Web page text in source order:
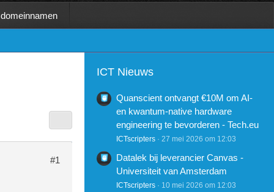
#1
ICT Nieuws
Quanscient ontvangt €10M om AI-
en kwantum-native hardware
engineering te bevorderen - Tech.eu
ICTscripters 27 mei 2026 om 12:03
Datalek bij leverancier Canvas -
Universiteit van Amsterdam
ICTscripters 10 mei 2026 om 12:03